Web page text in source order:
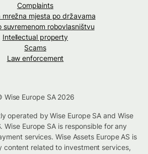
Complaints
mrežna mjesta po državama
suvremenom robovlasništvu
Intellectual property
Scams
Law enforcement
Wise Europe SA 2026
operated by Wise Europe SA and Wise
Wise Europe SA is responsible for any
services. Wise Assets Europe AS is
content related to investment services,